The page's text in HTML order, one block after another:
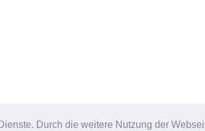
Durch die weitere Nutzung der